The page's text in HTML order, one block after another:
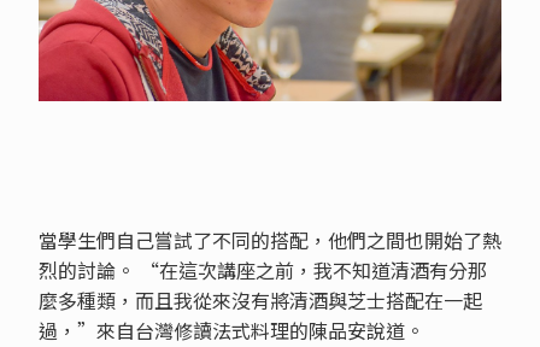
當學生們自己嘗試了不同的搭配，他們之間也開始了熱
烈的討論。 “在這次講座之前，我不知道清酒有分那
麼多種類，而且我從來沒有將清酒與芝士搭配在一起
過，”來自台灣修讀法式料理的陳品安說道。